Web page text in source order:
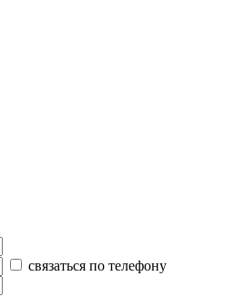
связаться по телефону